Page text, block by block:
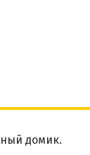
домик.